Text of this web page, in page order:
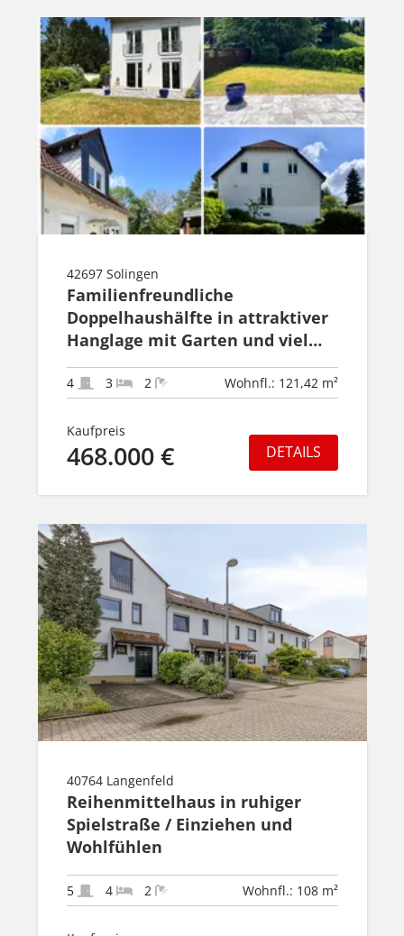
42697 Solingen
Familienfreundliche
Doppelhaushälfte in attraktiver
Hanglage mit Garten und viel
grüner Umgebung.
4 3 2 Wohnfl.: 121,42 m²
Kaufpreis
468.000 € DETAILS
40764 Langenfeld
Reihenmittelhaus in ruhiger
Spielstraße / Einziehen und
Wohlfühlen
5 4 2 Wohnfl.: 108 m²